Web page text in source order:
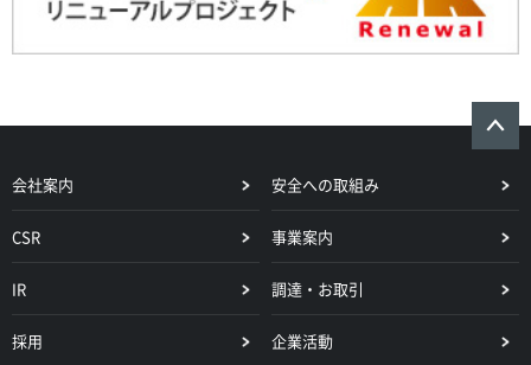
会社案内 安全への取組み
CSR 事業案内
IR 調達・お取引
採用 企業活動